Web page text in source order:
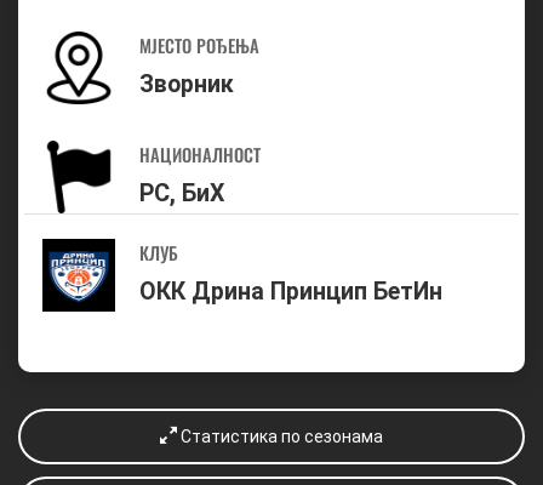
МЈЕСТО РОЂЕЊА
Зворник
НАЦИОНАЛНОСТ
РС, БиХ
КЛУБ
ОКК Дрина Принцип БетИн
Статистика по сезонама